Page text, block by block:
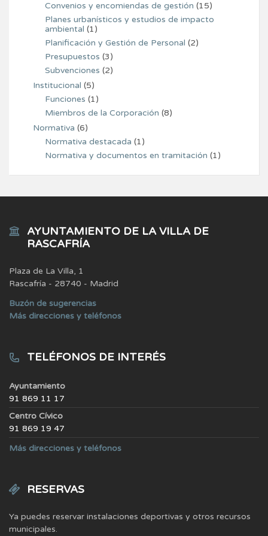
Convenios y encomiendas de gestión (15)
Planes urbanísticos y estudios de impacto
ambiental (1)
Planificación y Gestión de Personal (2)
Presupuestos (3)
Subvenciones (2)
Institucional (5)
Funciones (1)
Miembros de la Corporación (8)
Normativa (6)
Normativa destacada (1)
Normativa y documentos en tramitación (1)
AYUNTAMIENTO DE LA VILLA DE
RASCAFRÍA
Plaza de La Villa, 1
Rascafría - 28740 - Madrid
Buzón de sugerencias
Más direcciones y teléfonos
TELÉFONOS DE INTERÉS
Ayuntamiento
91 869 11 17
Centro Cívico
91 869 19 47
Más direcciones y teléfonos
RESERVAS
Ya puedes reservar instalaciones deportivas y otros recursos
municipales.